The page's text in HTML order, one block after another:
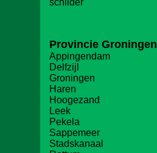
schilder
Provincie Groningen
Appingendam
Delfzijl
Groningen
Haren
Hoogezand
Leek
Pekela
Sappemeer
Stadskanaal